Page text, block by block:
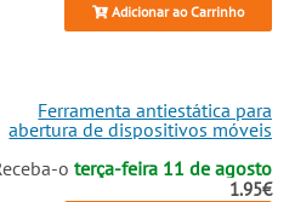
Adicionar ao Carrinho
Ferramenta antiestática para
abertura de dispositivos móveis
oterça-feira 11 de agosto
1.95€